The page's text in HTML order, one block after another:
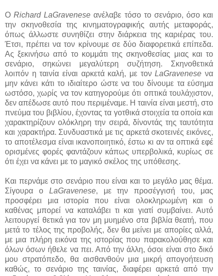
ΟRichard LaGravenese ανέλαβε τόσο το σενάριο, όσο και
την σκηνοθεσία της κινηματογραφικής αυτής μεταφοράς,
όπως άλλωστε συνηθίζει στην διάρκεια της καριέρας του.
Έτσι, πρέπει να τον κρίνουμε σε δύο διαφορετικά επίπεδα.
Ας ξεκινήσω από το κομμάτι της σκηνοθεσίας μιας και το
σενάριο, σηκώνει μεγαλύτερη συζήτηση. Σκηνοθετικά
λοιπόν η ταινία είναι αρκετά καλή, με τονLaGravenese να
μην κάνει κάτι το ιδιαίτερο ώστε να του δίνουμε τα εύσημα
ωστόσο, χωρίς να τον κατηγορούμε ότι οπτικά τουλάχιστον,
δεν απέδωσε αυτό που περιμέναμε. Η ταινία είναι μεστή, στο
πνεύμα του βιβλίου, έχοντας τα γοτθικά στοιχεία τα οποία και
χαρακτηρίζουν ολόκληρη την σειρά, δίνοντάς της ταυτότητα
και χαρακτήρα. Συνδυαστικά με τις αρκετά σκοτεινές εικόνες,
το αποτέλεσμα είναι ικανοποιητικό, έστω κι αν τα οπτικά εφέ
ορισμένες φορές φαντάζουν κάπως υπερβολικά, κυρίως σε
ότι έχει να κάνει με το μαγικό σκέλος της υπόθεσης.
Και περνάμε στο σενάριο που είναι και το μεγάλο μας θέμα.
Σίγουρα οLaGravenese, με την προσέγγισή του, μας
προσφέρει μια ιστορία που είναι ολοκληρωμένη και ο
καθένας μπορεί να καταλάβει τι και γιατί συμβαίνει. Αυτό
λειτουργεί θετικά για τον μη μυημένο στα βιβλία θεατή, που
μετά το τέλος της προβολής, δεν θα μείνει με απορίες αλλά,
με μια πλήρη εικόνα της ιστορίας που παρακολούθησε και
όλων όσων ήθελε να πει. Από την άλλη, όσοι είναι στο δικό
μου στρατόπεδο, θα αισθανθούν μια μικρή απογοήτευση
καθώς, το σενάριο της ταινίας, διαφέρει αρκετά από την